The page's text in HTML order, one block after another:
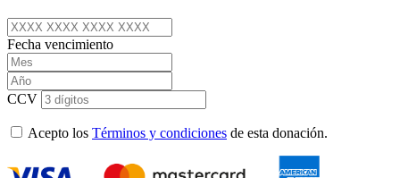
Fecha vencimiento
CCV
Acepto los Términos y condiciones de esta donación.